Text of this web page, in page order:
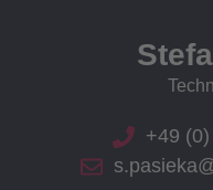
+49